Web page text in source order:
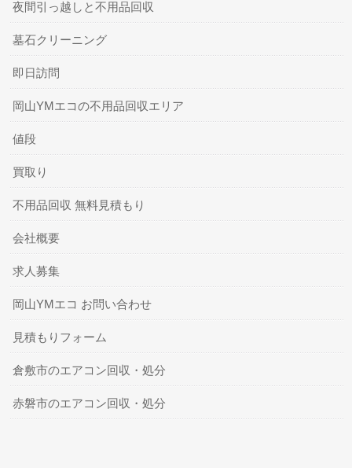
夜間引っ越しと不用品回収
墓石クリーニング
即日訪問
岡山YMエコの不用品回収エリア
値段
買取り
不用品回収 無料見積もり
会社概要
求人募集
岡山YMエコ お問い合わせ
見積もりフォーム
倉敷市のエアコン回収・処分
赤磐市のエアコン回収・処分